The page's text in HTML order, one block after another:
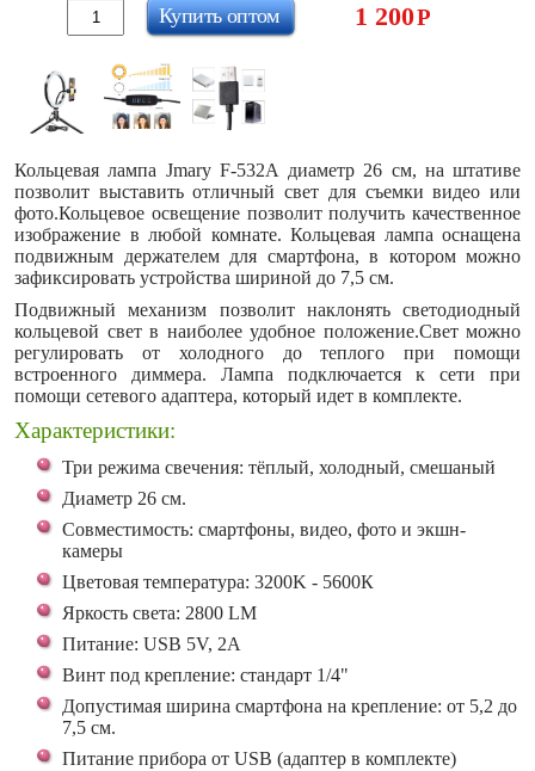
1 200Р
Купить оптом
Кольцевая лампа Jmary F-532A диаметр 26 см, на штативе
позволит выставить отличный свет для съемки видео или
фото.Кольцевое освещение позволит получить качественное
изображение в любой комнате. Кольцевая лампа оснащена
подвижным держателем для смартфона, в котором можно
зафиксировать устройства шириной до 7,5 см.
Подвижный механизм позволит наклонять светодиодный
кольцевой свет в наиболее удобное положение.Свет можно
регулировать от холодного до теплого при помощи
встроенного диммера. Лампа подключается к сети при
помощи сетевого адаптера, который идет в комплекте.
Характеристики:
Три режима свечения: тёплый, холодный, смешаный
Диаметр 26 см.
Совместимость: смартфоны, видео, фото и экшн-
камеры
Цветовая температура: 3200K - 5600К
Яркость света: 2800 LM
Питание: USB 5V, 2A
Винт под крепление: стандарт 1/4"
Допустимая ширина смартфона на крепление: от 5,2 до
7,5 см.
Питание прибора от USB (адаптер в комплекте)